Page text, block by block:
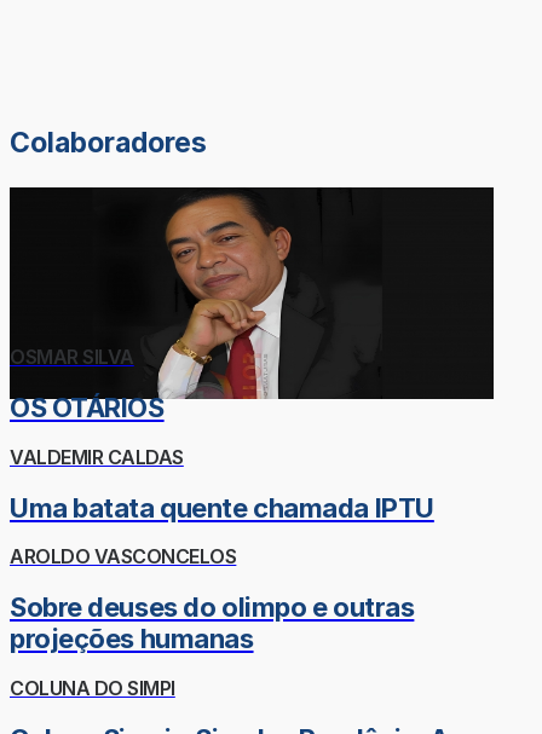
Colaboradores
OSMAR SILVA
OS OTÁRIOS
VALDEMIR CALDAS
Uma batata quente chamada IPTU
AROLDO VASCONCELOS
Sobre deuses do olimpo e outras
projeções humanas
COLUNA DO SIMPI